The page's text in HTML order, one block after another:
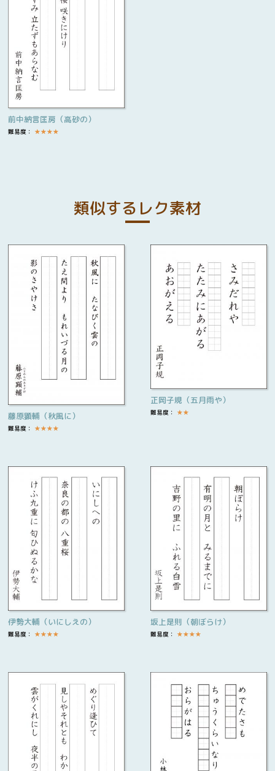
前中納言匡房（高砂の）
難易度： ★★★★
類似するレク素材
藤原顕輔（秋風に）
難易度： ★★★★
正岡子規（五月雨や）
難易度： ★★
伊勢大輔（いにしえの）
難易度： ★★★★
坂上是則（朝ぼらけ）
難易度： ★★★★